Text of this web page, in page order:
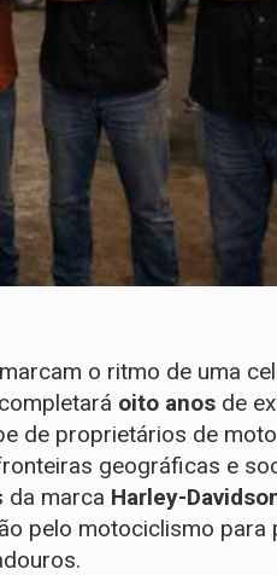
o ritmo de uma
oito anos de
de proprietários de
geográficas e
da marca Harley-
pelo motociclismo